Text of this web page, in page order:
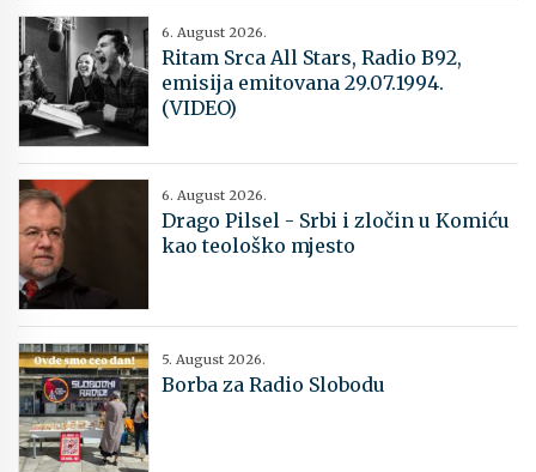
6. August 2026.
Ritam Srca All Stars, Radio B92,
emisija emitovana 29.07.1994.
(VIDEO)
6. August 2026.
Drago Pilsel - Srbi i zločin u Komiću
kao teološko mjesto
5. August 2026.
Borba za Radio Slobodu